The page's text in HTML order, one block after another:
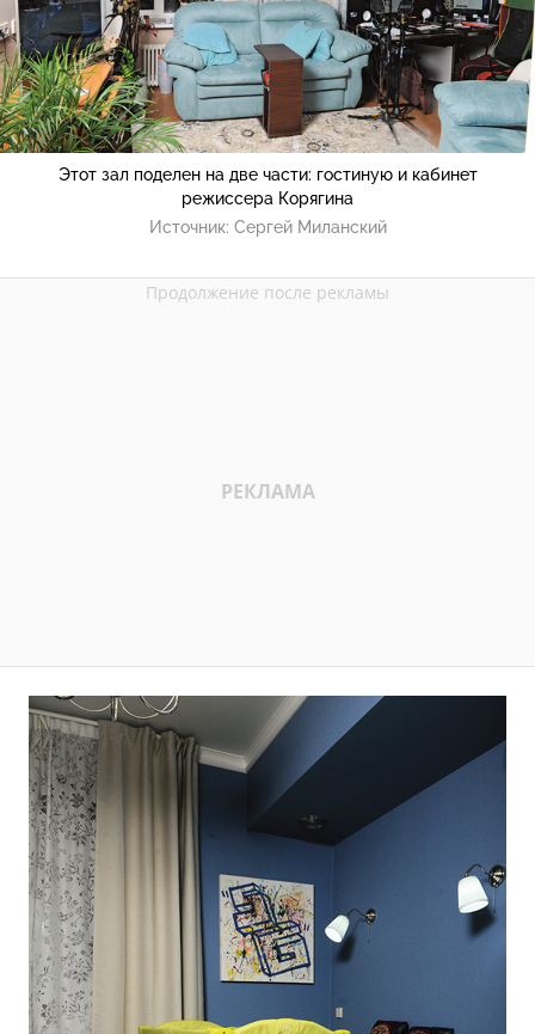
Этот зал поделен на две части: гостиную и кабинет
режиссера Корягина
Источник: Сергей Миланский